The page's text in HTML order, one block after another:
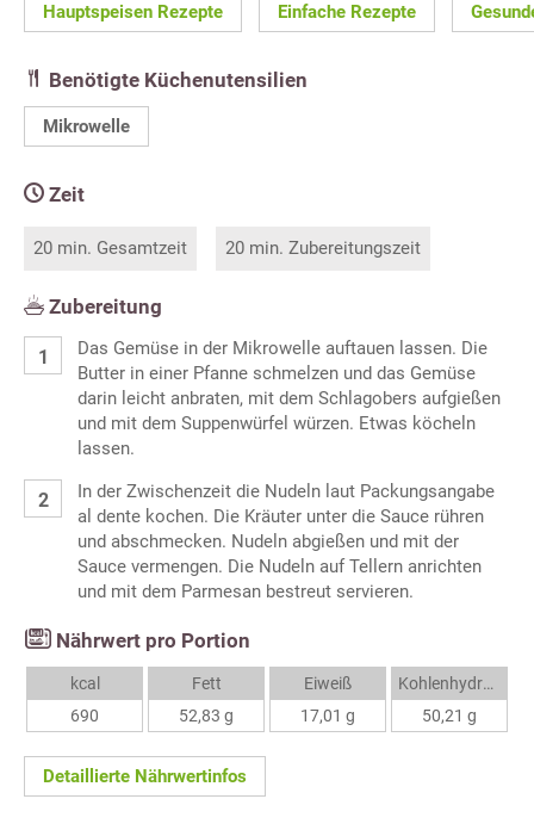
Hauptspeisen Rezepte Einfache Rezepte
Benötigte Küchenutensilien
Mikrowelle
Zeit
20 min. Gesamtzeit 20 min. Zubereitungszeit
Zubereitung
Das Gemüse in der Mikrowelle auftauen lassen. Die
Butter in einer Pfanne schmelzen und das Gemüse
darin leicht anbraten, mit dem Schlagobers aufgießen
und mit dem Suppenwürfel würzen. Etwas köcheln
lassen.
In der Zwischenzeit die Nudeln laut Packungsangabe
al dente kochen. Die Kräuter unter die Sauce rühren
und abschmecken. Nudeln abgießen und mit der
Sauce vermengen. Die Nudeln auf Tellern anrichten
und mit dem Parmesan bestreut servieren.
Nährwert pro Portion
kcal
690
Fett
52,83 g
Eiweiß
17,01 g
Kohlenhydrate
50,21 g
Detaillierte Nährwertinfos